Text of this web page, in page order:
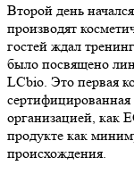
Второй день
производят
гостей ждал
было посвящено
LCbio. Это первая
организацией, как
продукте как
происхождения.